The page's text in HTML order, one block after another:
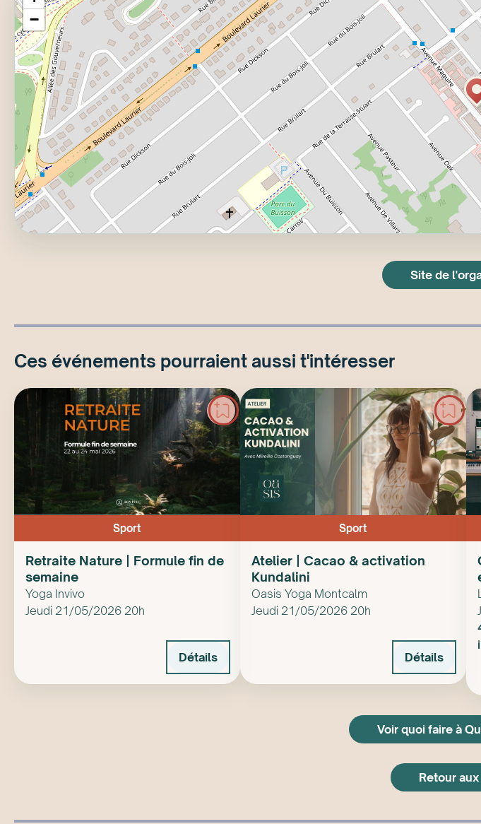
−
Site de
Ces événements pourraient aussi t'intéresser
Sport
Retraite Nature | Formule fin de
semaine
Yoga Invivo
Jeudi 21/05/2026 20h
Détails
Sport
Atelier | Cacao & activation
Kundalini
Oasis Yoga Montcalm
Jeudi 21/05/2026 20h
Détails
Voir quoi faire à
Retour